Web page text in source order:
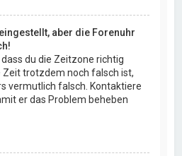
aber die Forenuhr
du die Zeitzone richtig
trotzdem noch falsch ist,
vermutlich falsch. Kontaktiere
er das Problem beheben